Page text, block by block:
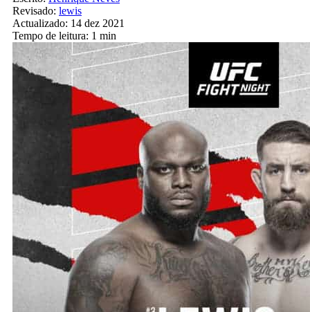
Revisado: lewis
Actualizado: 14 dez 2021
Tempo de leitura: 1 min